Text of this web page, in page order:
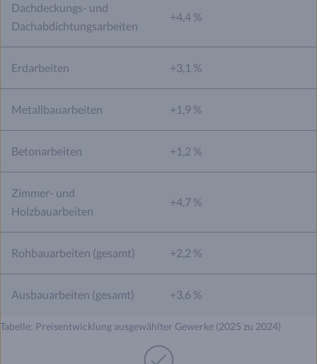
Tabelle: Preisentwicklung ausgewählter Gewerke (2025 zu 2024)
Dachdeckungs- und
Dachabdichtungsarbeiten
+4,4 %
Erdarbeiten +3,1 %
Metallbauarbeiten +1,9 %
Betonarbeiten +1,2 %
Zimmer- und
Holzbauarbeiten
+4,7 %
Rohbauarbeiten (gesamt) +2,2 %
Ausbauarbeiten (gesamt) +3,6 %